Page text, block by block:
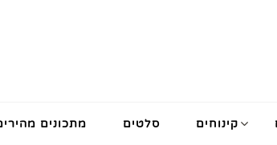
קינוחים סלטים מתכונים